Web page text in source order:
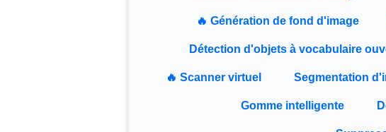
🔥 Génération de fond d'image
Détection d'objets à vocabulaire
🔥 Scanner virtuel Segmentation
Gomme intelligente